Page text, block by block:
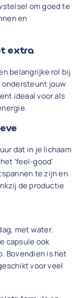
om goed te
en
extra
belangrijke rol bij
ondersteunt jouw
ideaal voor als
dat in je lichaam
'feel-good'
te zijn en
de productie
met water.
capsule ook
Bovendien is het
voor veel